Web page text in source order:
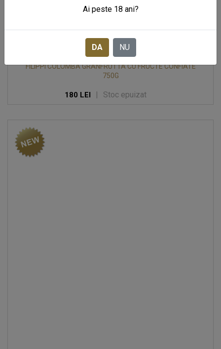
FILIPPI COLOMBA GRANFRUTTA CU FRUCTE CONFIATE
750G
180 LEI | Stoc epuizat
Ai peste 18 ani?
DA NU